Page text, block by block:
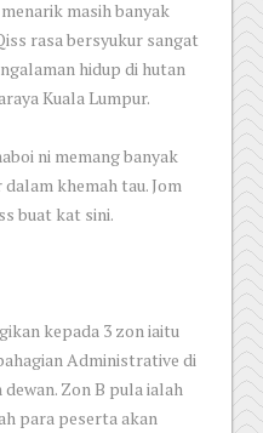
masih banyak
rasa bersyukur sangat
hidup di hutan
Kuala Lumpur.
ni memang banyak
khemah tau. Jom
buat kat sini.
kepada 3 zon iaitu
Administrative di
Zon B pula ialah
para peserta akan